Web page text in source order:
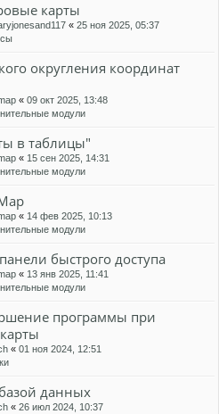
карты
« 25 ноя 2025, 05:37
округления координат
« 09 окт 2025, 13:48
модули
в таблицы"
« 15 сен 2025, 14:31
модули
« 14 фев 2025, 10:13
модули
быстрого доступа
« 13 янв 2025, 11:41
модули
программы при
« 01 ноя 2024, 12:51
данных
« 26 июл 2024, 10:37